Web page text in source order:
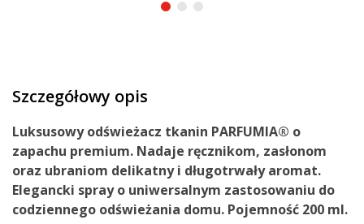
Szczegółowy opis
Luksusowy odświeżacz tkanin PARFUMIA® o
zapachu premium. Nadaje ręcznikom, zasłonom
oraz ubraniom delikatny i długotrwały aromat.
Elegancki spray o uniwersalnym zastosowaniu do
codziennego odświeżania domu. Pojemność 200 ml.